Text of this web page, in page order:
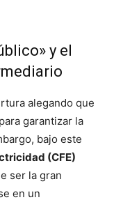
y el
alegando que
garantizar la
bajo este
(CFE)
ser la gran
en un